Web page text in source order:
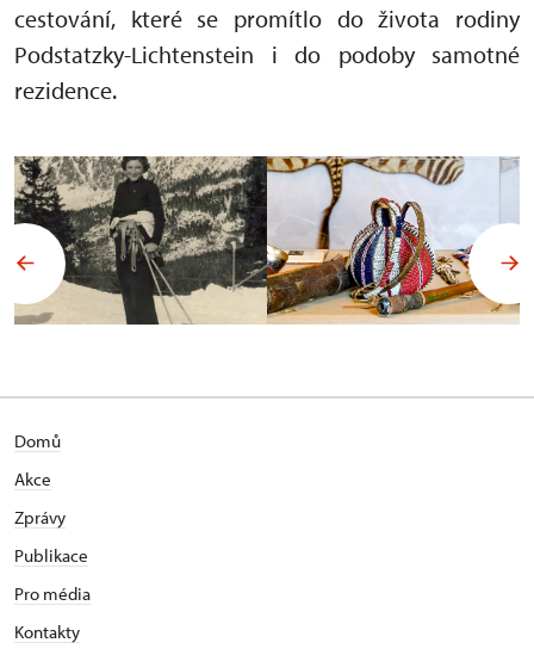
cestování, které se promítlo do života rodiny
Podstatzky-Lichtenstein i do podoby samotné
rezidence.
Domů
Akce
Zprávy
Publikace
Pro média
Kontakty